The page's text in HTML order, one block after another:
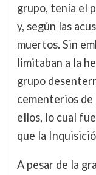
grupo, tenía el
y, según las
muertos. Sin
limitaban a la
grupo
cementerios de
ellos, lo cual
que la
A pesar de la